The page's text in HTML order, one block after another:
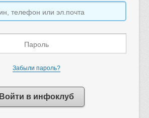
Забыли пароль?
Войти в инфоклуб